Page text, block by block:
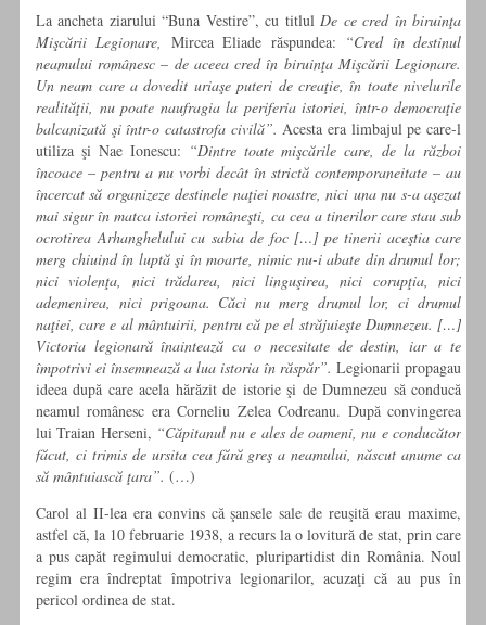
La ancheta ziarului “Buna Vestire”, cu titlulDe ce cred în biruinţa
Mişcării Legionare, Mircea Eliade răspundea: “Cred în destinul
neamului românesc– de aceea cred în biruinţa Mişcării Legionare.
Un neam care a dovedit uriaşe puteri de creaţie, în toate nivelurile
realităţii, nu poate naufragia la periferia istoriei, într-o democraţie
balcanizată şi într-o catastrofa civilă”.Acesta era limbajul pe care-l
utiliza şi Nae Ionescu: “Dintre toate mişcările care, de la război
încoace – pentru a nu vorbi decât în strictă contemporaneitate – au
încercat să organizeze destinele naţiei noastre, nici una nu s-a aşezat
mai sigur în matca istoriei româneşti, ca cea a tinerilor care stau sub
ocrotirea Arhanghelului cu sabia de foc […] pe tinerii aceştia care
merg chiuind în luptă şi în moarte, nimic nu-i abate din drumul lor;
nici violenţa, nici trădarea, nici linguşirea, nici corupţia, nici
ademenirea, nici prigoana. Căci nu merg drumul lor, ci drumul
naţiei, care e al mântuirii, pentru că pe el străjuieşte Dumnezeu. […]
Victoria legionară înaintează ca o necesitate de destin, iar a te
împotrivi ei însemnează a lua istoria în răspăr”. Legionarii propagau
ideea după care acela hărăzit de istorie şi de Dumnezeu să conducă
neamul românesc era Corneliu Zelea Codreanu. După convingerea
lui Traian Herseni, “Căpitanul nu e ales de oameni, nu e conducător
făcut, ci trimis de ursita cea fără greş a neamului, născut anume ca
să mântuiască ţara”. (…)
Carol al II-lea era convins că şansele sale de reuşită erau maxime,
astfel că, la 10 februarie 1938, a recurs la o lovitură de stat, prin care
a pus capăt regimului democratic, pluripartidist din România. Noul
regim era îndreptat împotriva legionarilor, acuzaţi că au pus în
pericol ordinea de stat.